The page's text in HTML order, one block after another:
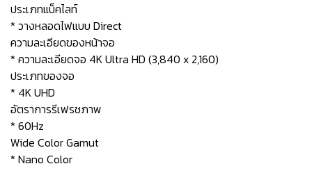
ประเภทแบ็คไลท์
* วางหลอดไฟแบบ Direct
ความละเอียดของหน้าจอ
* ความละเอียดจอ 4K Ultra HD (3,840 x 2,160)
ประเภทของจอ
* 4K UHD
อัตราการรีเฟรชภาพ
* 60Hz
Wide Color Gamut
* Nano Color